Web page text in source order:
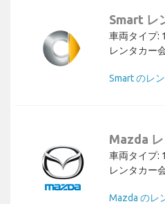
Smart レ
車両タイプ: 1
レンタカー
Smart のレ
Mazda
車両タイプ: 1
レンタカー
Mazda のレ